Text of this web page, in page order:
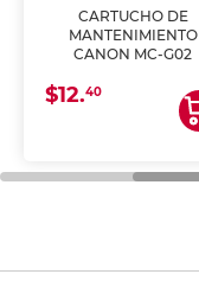
CARTUCHO DE
MANTENIMIENTO
CANON MC-G02
$12.40